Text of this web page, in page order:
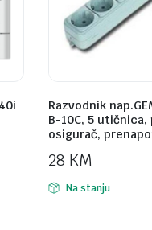
Razvodnik
B-10C, 5 utičnica,
osigurač,
28 KM
Na stanju